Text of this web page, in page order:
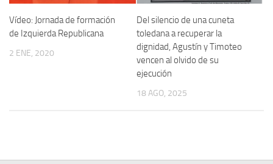
Informe de la fosa de abril de 1939 de Tembleque
Enciclopedia Republicana
Izquierda Republicana. Agrupaciones y Militantes (1934-1939)
Vídeo: Jornada de formación
de Izquierda Republicana
2 ENE, 2020
Del silencio de una cuneta
toledana a recuperar la
dignidad, Agustín y Timoteo
vencen al olvido de su
ejecución
18 AGO, 2025